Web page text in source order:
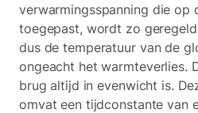
verwarmingsspanning die op
toegepast, wordt zo
dus de temperatuur van de
ongeacht het warmteverlies.
brug altijd in evenwicht is.
omvat een tijdconstante van